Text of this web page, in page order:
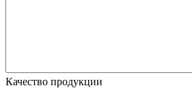
Качество продукции